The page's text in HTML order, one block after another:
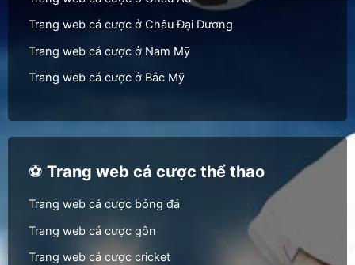
Trang web cá cược ở Châu Đại Dương
Trang web cá cược ở Nam Mỹ
Trang web cá cược ở Bắc Mỹ
⚽Trang web cá cược thể thao
Trang web cá cược bóng đá
Trang web cá cược gôn
Trang web cá cược cricket